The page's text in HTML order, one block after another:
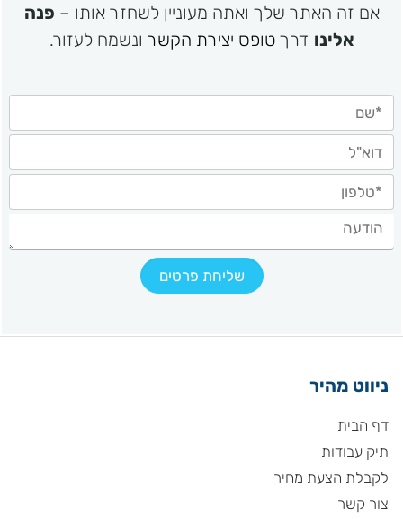
אם זה האתר שלך ואתה מעוניין לשחזר אותו – פנה
אלינו דרךטופס יצירת הקשר ונשמח לעזור.
ניווט מהיר
דף הבית
תיק עבודות
לקבלת הצעת מחיר
צור קשר